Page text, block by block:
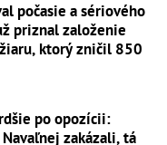
počasie a sériového
priznal založenie
ktorý zničil 850
po opozícii:
zakázali, tá